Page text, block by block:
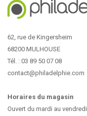
62, rue de Kingersheim
68200 MULHOUSE
Tél. : 03 89 50 07 08
contact@philadelphie.com
Horaires du magasin
Ouvert du mardi au vendredi